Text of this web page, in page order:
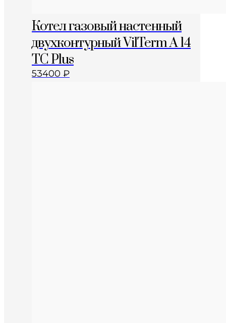
Котел газовый настенный
двухконтурный VilTerm A 14
TC Plus
53400 ₽